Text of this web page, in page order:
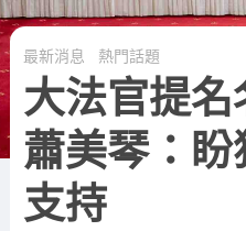
最新消息 熱門話題
大法官提名
蕭美琴：
支持